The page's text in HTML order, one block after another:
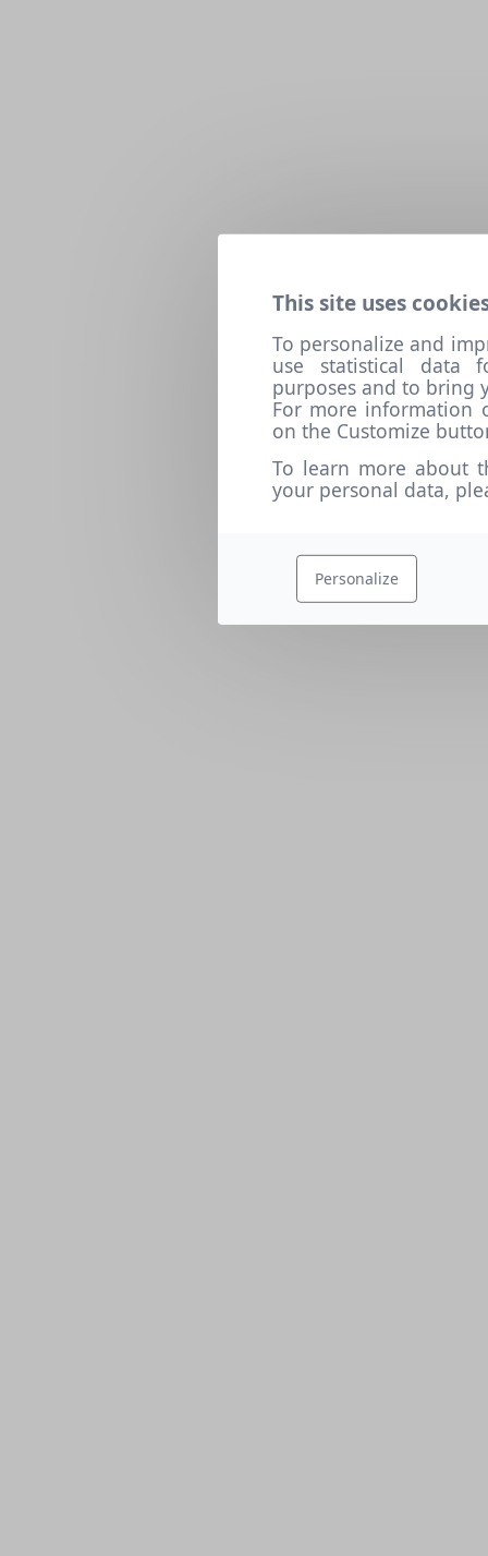
This site uses
To personalize and
use statistical data
purposes and to bring
For more information
on the Customize
To learn more about
your personal data,
Personalize